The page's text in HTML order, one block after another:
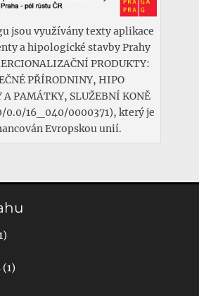
jsou využívány texty aplikace
a hipologické stavby Prahy
PRODUKTY:
PŘÍRODNINY, HIPO
PAMÁTKY, SLUŽEBNÍ KONĚ
0.0/16_040/0000371), který je
Evropskou unií.
(1)